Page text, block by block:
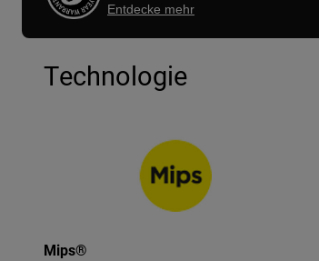
Entdecke mehr
Technologie
Mips®